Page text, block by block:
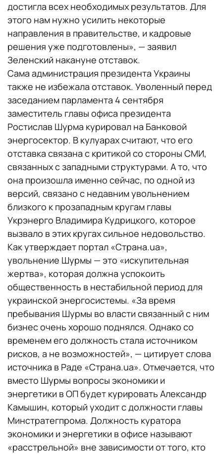
достигла всех необходимых результатов. Для
этого нам нужно усилить некоторые
направления в правительстве, и кадровые
решения уже подготовлены», — заявил
Зеленский накануне отставок.
Сама администрация президента Украины
также не избежала отставок. Уволенный перед
заседанием парламента 4 сентября
заместитель главы офиса президента
Ростислав Шурма курировал на Банковой
энергосектор. В кулуарах считают, что его
отставка связана с критикой со стороны СМИ,
связанных с западными структурами. А то, что
она произошла именно сейчас, по одной из
версий, связано с недавним увольнением
близкого к прозападным кругам главы
Укрэнерго Владимира Кудрицкого, которое
вызвало в этих кругах сильное недовольство.
Как утверждает портал «Страна.ua»,
увольнение Шурмы — это «искупительная
жертва», которая должна успокоить
общественность в нестабильной период для
украинской энергосистемы. «За время
пребывания Шурмы во власти связанный с ним
бизнес очень хорошо поднялся. Однако со
временем его должность стала источником
рисков, а не возможностей», — цитирует слова
источника в Раде «Страна.ua». Отмечается, что
вместо Шурмы вопросы экономики и
энергетики в ОП будет курировать Александр
Камышин, который уходит с должности главы
Минстратегпрома. Должность куратора
экономики и энергетики в офисе называют
«расстрельной» вне зависимости от того, кто